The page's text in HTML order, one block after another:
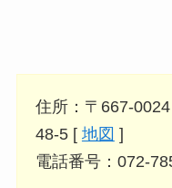
住所：〒667-
48-5 [ 地図 ]
電話番号：072-